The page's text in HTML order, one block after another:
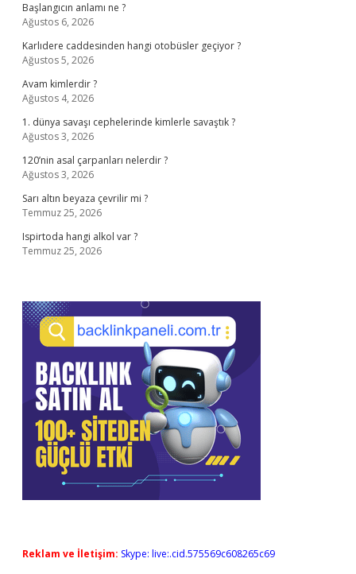
Başlangıcın anlamı ne ?
Ağustos 6, 2026
Karlıdere caddesinden hangi otobüsler geçiyor ?
Ağustos 5, 2026
Avam kimlerdir ?
Ağustos 4, 2026
1. dünya savaşı cephelerinde kimlerle savaştık ?
Ağustos 3, 2026
120’nin asal çarpanları nelerdir ?
Ağustos 3, 2026
Sarı altın beyaza çevrilir mi ?
Temmuz 25, 2026
Ispirtoda hangi alkol var ?
Temmuz 25, 2026
Reklam ve İletişim: Skype: live:.cid.575569c608265c69